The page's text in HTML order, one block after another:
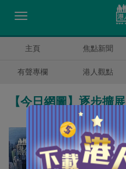
主頁 焦點新聞
有聲專欄 港人觀點
【今日網圖】逐步擴展